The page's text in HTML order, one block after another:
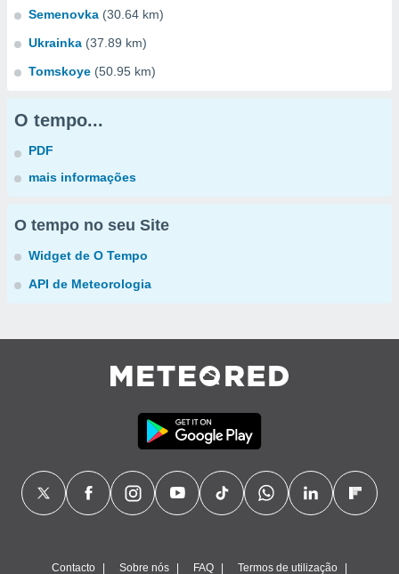
Semenovka (30.64 km)
Ukrainka (37.89 km)
Tomskoye (50.95 km)
O tempo...
PDF
mais informações
O tempo no seu Site
Widget de O Tempo
API de Meteorologia
Contacto Sobre nós FAQ Termos de utilização